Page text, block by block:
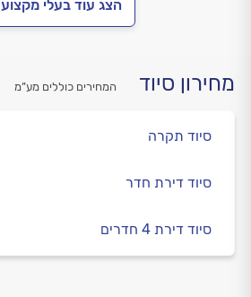
הצג עוד בעלי מקצוע
מחירון סיוד המחירים כוללים מע”מ
סיוד תקרה
סיוד דירת חדר
סיוד דירת 4 חדרים